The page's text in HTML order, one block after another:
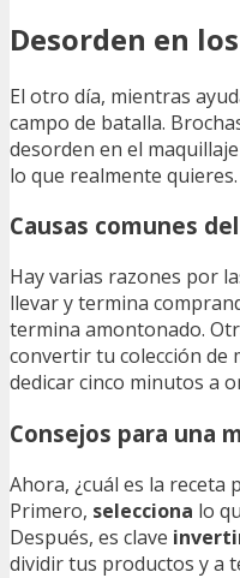
Desorden en
El otro día, mientras
campo de batalla.
desorden en el
lo que realmente quieres.
Causas comunes
Hay varias razones por
llevar y termina
termina amontonado.
convertir tu colección de
dedicar cinco minutos a
Consejos para una
Ahora, ¿cuál es la receta
Primero, selecciona lo
Después, es clave
dividir tus productos y a